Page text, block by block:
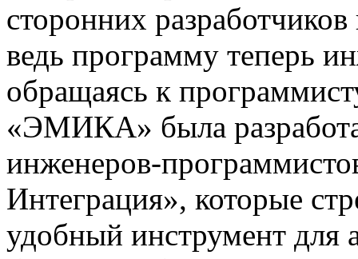
сторонних
ведь программу теперь
обращаясь к
«ЭМИКА» была
инженеров-
Интеграция», которые
удобный инструмент для